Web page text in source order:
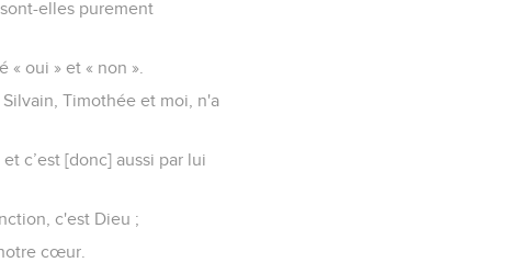
elles purement
oui » et « non ».
Timothée et moi, n'a
c’est [donc] aussi par lui
c'est Dieu ;
cœur.